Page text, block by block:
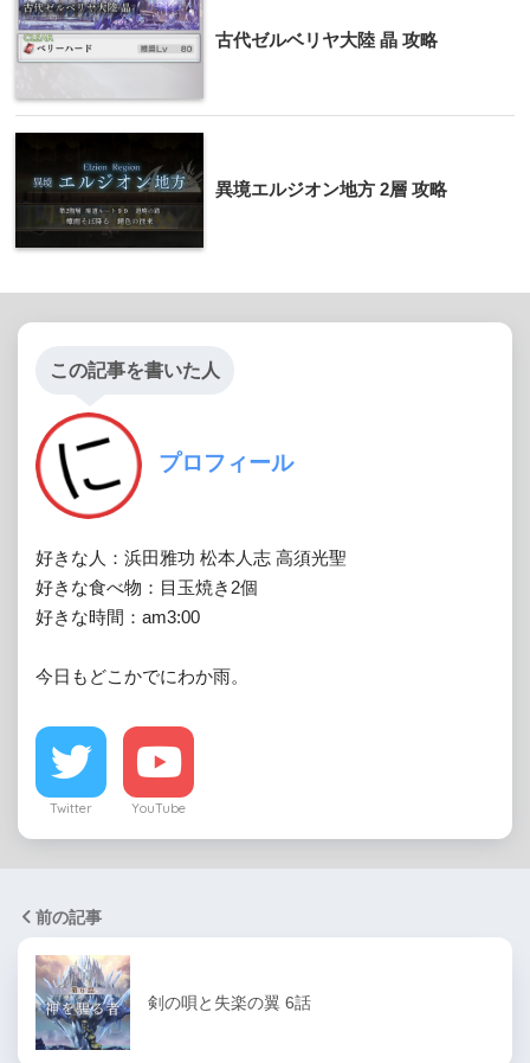
古代ゼルベリヤ大陸 晶 攻略
異境エルジオン地方 2層 攻略
この記事を書いた人
プロフィール
好きな人：浜田雅功 松本人志 高須光聖
好きな食べ物：目玉焼き2個
好きな時間：am3:00
今日もどこかでにわか雨。
Twitter YouTube
前の記事
剣の唄と失楽の翼 6話